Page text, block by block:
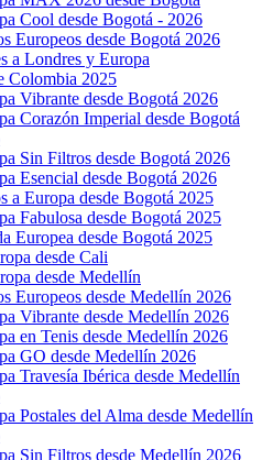
Cool desde Bogotá - 2026
Europeos desde Bogotá 2026
a Londres y Europa
Colombia 2025
Vibrante desde Bogotá 2026
Corazón Imperial desde Bogotá
Sin Filtros desde Bogotá 2026
Esencial desde Bogotá 2026
a Europa desde Bogotá 2025
Fabulosa desde Bogotá 2025
Europea desde Bogotá 2025
desde Cali
desde Medellín
Europeos desde Medellín 2026
Vibrante desde Medellín 2026
en Tenis desde Medellín 2026
GO desde Medellín 2026
Travesía Ibérica desde Medellín
Postales del Alma desde Medellín
Sin Filtros desde Medellín 2026